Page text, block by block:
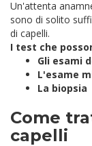
Un'attenta
sono di solito
di capelli.
I test che
Gli esami
L'esame
La biopsia
Come
capelli